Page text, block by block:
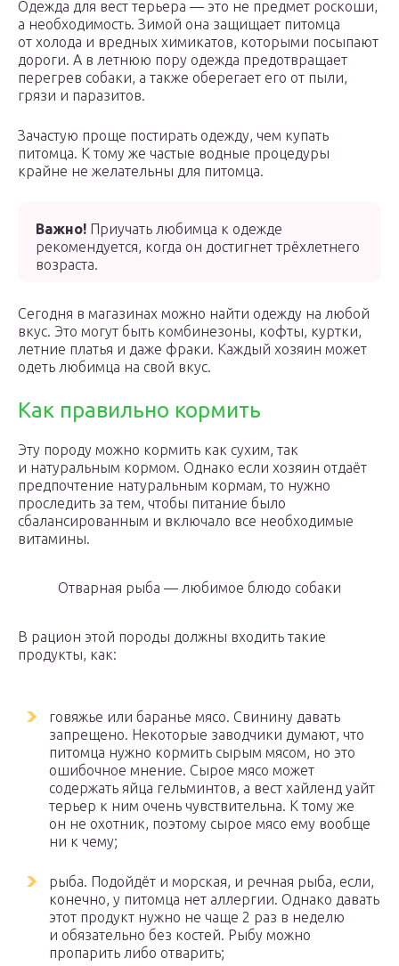
Одежда для вест терьера — это не предмет роскоши,
а необходимость. Зимой она защищает питомца
от холода и вредных химикатов, которыми посыпают
дороги. А в летнюю пору одежда предотвращает
перегрев собаки, а также оберегает его от пыли,
грязи и паразитов.
Зачастую проще постирать одежду, чем купать
питомца. К тому же частые водные процедуры
крайне не желательны для питомца.
Важно! Приучать любимца к одежде
рекомендуется, когда он достигнет трёхлетнего
возраста.
Сегодня в магазинах можно найти одежду на любой
вкус. Это могут быть комбинезоны, кофты, куртки,
летние платья и даже фраки. Каждый хозяин может
одеть любимца на свой вкус.
Как правильно кормить
Эту породу можно кормить как сухим, так
и натуральным кормом. Однако если хозяин отдаёт
предпочтение натуральным кормам, то нужно
проследить за тем, чтобы питание было
сбалансированным и включало все необходимые
витамины.
Отварная рыба — любимое блюдо собаки
В рацион этой породы должны входить такие
продукты, как:
говяжье или баранье мясо. Свинину давать
запрещено. Некоторые заводчики думают, что
питомца нужно кормить сырым мясом, но это
ошибочное мнение. Сырое мясо может
содержать яйца гельминтов, а вест хайленд уайт
терьер к ним очень чувствительна. К тому же
он не охотник, поэтому сырое мясо ему вообще
ни к чему;
рыба. Подойдёт и морская, и речная рыба, если,
конечно, у питомца нет аллергии. Однако давать
этот продукт нужно не чаще 2 раз в неделю
и обязательно без костей. Рыбу можно
пропарить либо отварить;